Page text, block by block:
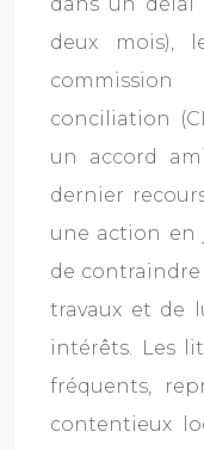
deux mois),
conciliation
un accord
dernier
une action en
de
travaux et de
intérêts. Les
fréquents,
contentieux